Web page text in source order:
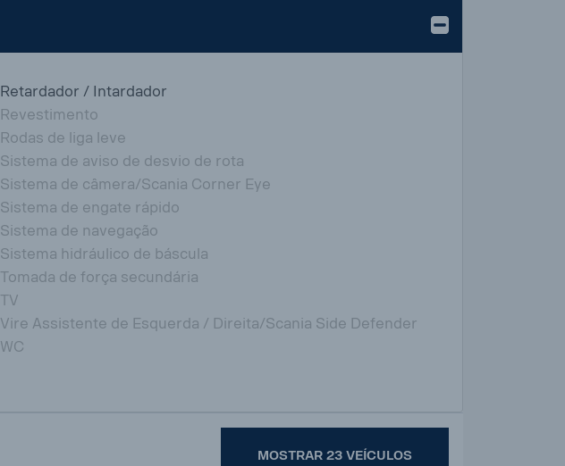
Retardador / Intardador
Revestimento
Rodas de liga leve
Sistema de aviso de desvio de rota
Sistema de câmera/Scania Corner Eye
Sistema de engate rápido
Sistema de navegação
Sistema hidráulico de báscula
Tomada de força secundária
TV
Vire Assistente de Esquerda / Direita/Scania Side Defender
WC
MOSTRAR 23 VEÍCULOS